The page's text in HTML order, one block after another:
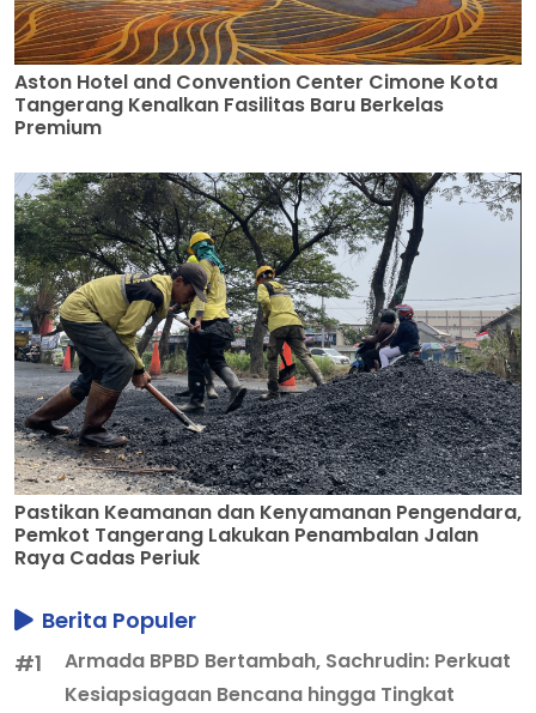
Aston Hotel and Convention Center Cimone Kota
Tangerang Kenalkan Fasilitas Baru Berkelas
Premium
Pastikan Keamanan dan Kenyamanan Pengendara,
Pemkot Tangerang Lakukan Penambalan Jalan
Raya Cadas Periuk
Berita Populer
#1
Armada BPBD Bertambah, Sachrudin: Perkuat
Kesiapsiagaan Bencana hingga Tingkat